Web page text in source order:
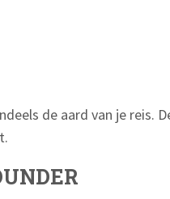
de aard van je reis.